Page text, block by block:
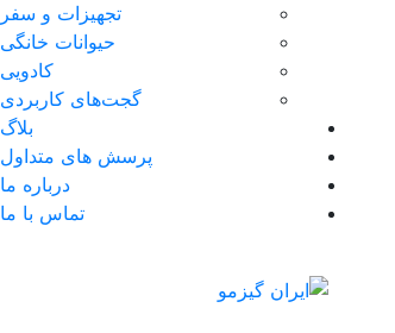
تجهیزات و سفر
حیوانات خانگی
کادویی
گجت‌های کاربردی
بلاگ
پرسش های متداول
درباره ما
تماس با ما